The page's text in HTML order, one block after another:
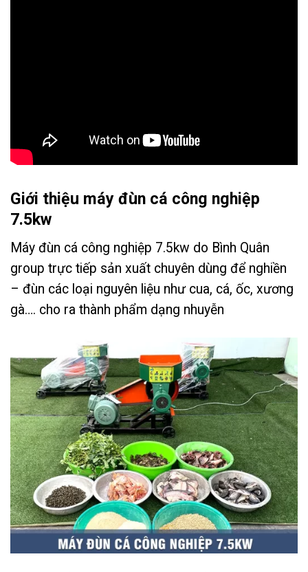
Giới thiệu máy đùn cá công nghiệp
7.5kw
Máy đùn cá công nghiệp 7.5kw do Bình Quân
group trực tiếp sản xuất chuyên dùng để nghiền
– đùn các loại nguyên liệu như cua, cá, ốc, xương
gà…. cho ra thành phẩm dạng nhuyễn